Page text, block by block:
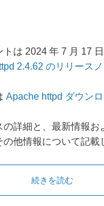
トは 2024 年 7 月 17
2.4.62 のリリースノ
Apache httpd ダウン
の詳細と、最新情報お
の他情報について記載
続きを読む